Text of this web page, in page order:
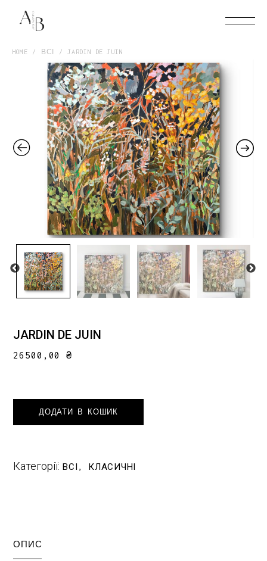
HOME ВСІ JARDIN DE JUIN
JARDIN DE JUIN
26500,00₴
ДОДАТИ В КОШИК
Категорії: ВСІ, КЛАСИЧНІ
ОПИС